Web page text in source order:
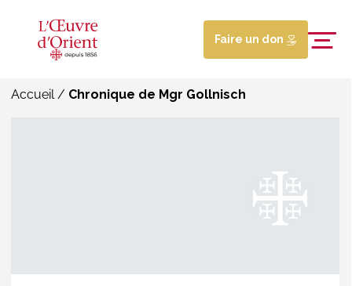
Faire un don
Accueil/ Chronique de Mgr Gollnisch